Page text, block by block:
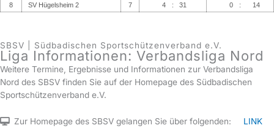
8
SV Hügelsheim 2 7 4 : 31 0 : 14
SBSV | Südbadischen Sportschützenverband e.V.
Liga Informationen: Verbandsliga Nord
Weitere Termine, Ergebnisse und Informationen zur Verbandsliga
Nord des SBSV finden Sie auf der Homepage des Südbadischen
Sportschützenverband e.V.
Zur Homepage des SBSV gelangen Sie über folgenden: LINK